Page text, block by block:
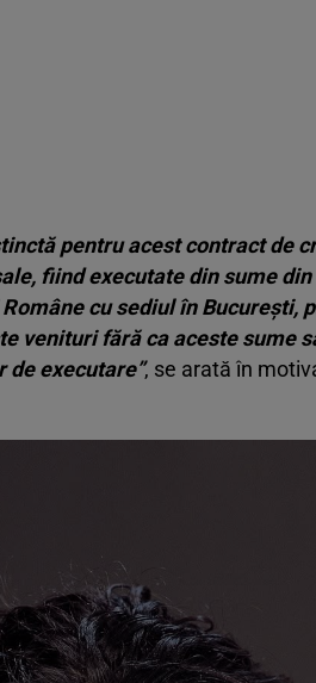
pentru acest contract de
fiind executate din sume
cu sediul în Bucureşti,
venituri fără ca aceste sume
executare”, se arată în